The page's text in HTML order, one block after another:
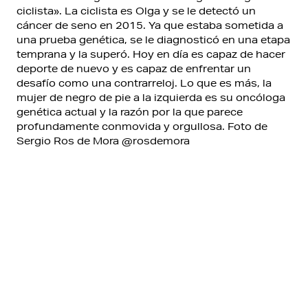
ciclista». La ciclista es Olga y se le detectó un
cáncer de seno en 2015. Ya que estaba sometida a
una prueba genética, se le diagnosticó en una etapa
temprana y la superó. Hoy en día es capaz de hacer
deporte de nuevo y es capaz de enfrentar un
desafío como una contrarreloj. Lo que es más, la
mujer de negro de pie a la izquierda es su oncóloga
genética actual y la razón por la que parece
profundamente conmovida y orgullosa. Foto de
Sergio Ros de Mora @rosdemora